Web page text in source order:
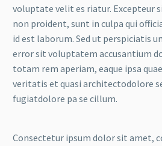
voluptate velit es riatur. Excepteur
non proident, sunt in culpa qui
id est laborum. Sed ut perspiciatis
error sit voluptatem accusantium
totam rem aperiam, eaque ipsa
veritatis et quasi architectodolore
fugiatdolore pa se cillum.
Consectetur ipsum dolor sit amet,